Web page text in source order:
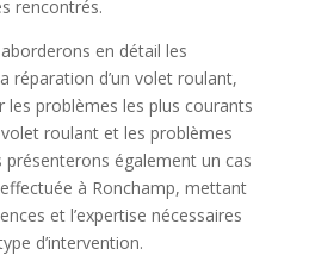
rencontrés.
en détail les
réparation d’un volet roulant,
les problèmes les plus courants
roulant et les problèmes
également un cas
à Ronchamp, mettant
et l’expertise nécessaires
d’intervention.